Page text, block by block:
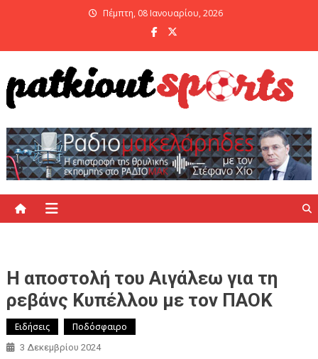
Πέμπτη, 08 Ιανουαρίου, 2026
Η αποστολή του Αιγάλεω για τη
ρεβάνς Κυπέλλου με τον ΠΑΟΚ
Ειδήσεις Ποδόσφαιρο
3 Δεκεμβρίου 2024